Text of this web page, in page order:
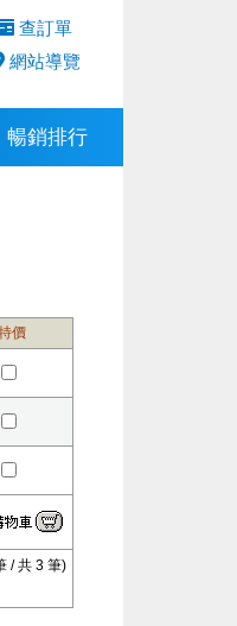
查訂單
網站導覽
暢銷排行
價
/ 共 3 筆)